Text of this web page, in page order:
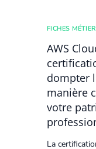
FICHES
AWS
dompter
manière
votre
La